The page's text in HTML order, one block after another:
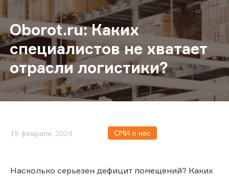
Oborot.ru: Каких
специалистов не хватает
отрасли логистики?
19 февраля, 2024 СМИ о нас
Насколько серьезен дефицит помещений? Каких